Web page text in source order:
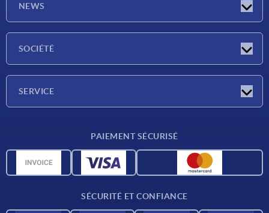
NEWS
SOCIÉTÉ
SERVICE
Données CAO
PAIEMENT SÉCURISÉ
SÉCURITÉ ET CONFIANCE